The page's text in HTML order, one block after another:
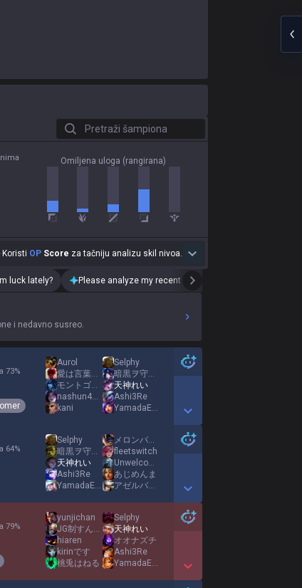
Pretraži šampiona
Omiljena uloga (rangirana)
Koristi OP Score za tačniju analizu skil nivoa.
luck lately? Please analyze my recent playstyle.
i nedavno susreo.
73%
Aurol
愛は言葉じゃないJP
モントゴメリァン チョップ
nashun4649
kani
Selphy
暗黒ヲ守リシ黒竜
天神れい
Ashi3Re
YamadaExpress
Show More Detail Games
64%
Selphy
暗黒ヲ守リシ黒竜
天神れい
Ashi3Re
YamadaExpress
メロンパン泥棒G
fleetswitch
Unwelcome School
あじめんま
アゼルバイジャン
Show More Detail Games
79%
yunjichan
JG制すんは俺や
hiaren
kirinです
桃兎はねる
Selphy
天神れい
オオナズチ
Ashi3Re
YamadaExpress
Show More Detail Games